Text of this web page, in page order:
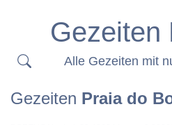
Gezeiten
Alle Gezeiten mit
Gezeiten Praia do